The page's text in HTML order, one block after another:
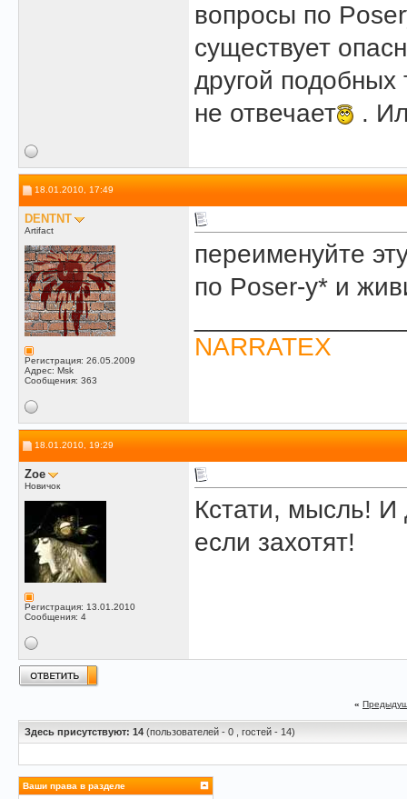
вопросы по
существует
другой подобных
не отвечает
.
18.01.2010, 17:49
DENTNT
Artifact
Регистрация: 26.05.2009
Адрес: Msk
Сообщения: 363
переименуйте
по Poser-у* и
NARRATEX
18.01.2010, 19:29
Zoe
Новичок
Регистрация: 13.01.2010
Сообщения: 4
Кстати, мысль! И
если захотят!
«
Здесь присутствуют: 14 (пользователей - 0 , гостей - 14)
Ваши права в разделе